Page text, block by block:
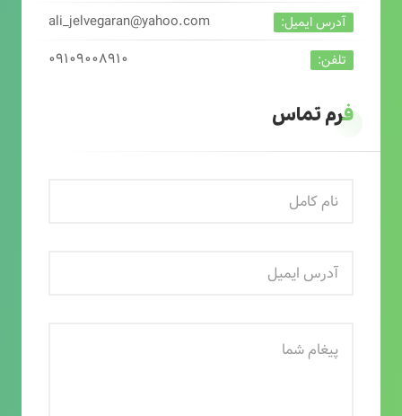
آدرس ایمیل: ali_jelvegaran@yahoo.com
تلفن: ۰۹۱۰۹۰۰۸۹۱۰
فرم تماس